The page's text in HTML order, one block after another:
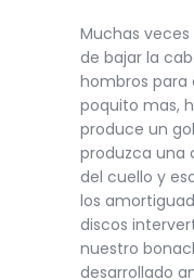
Muchas
de bajar la
hombros para
poquito mas,
produce un
produzca una
del cuello y
los
discos
nuestro
desarrollado